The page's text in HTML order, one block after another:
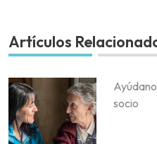
Artículos
socio